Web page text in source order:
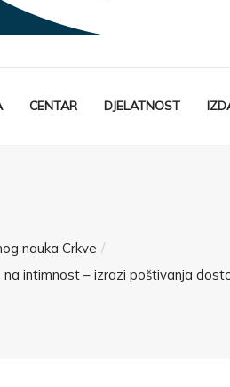
CENTAR DJELATNOST
nauka Crkve
intimnost – izrazi poštivanja